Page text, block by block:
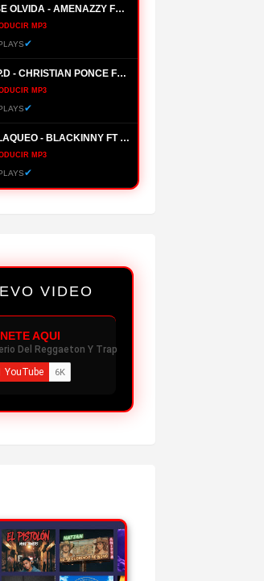
NO SE OLVIDA - AMENAZZY FT NTG
MP3
✔
Q.E.P.D - CHRISTIAN PONCE FT FARRUKO, HANZEL LA H, FRONTI
MP3
✔
BELLAQUEO - BLACKINNY FT HADES66
MP3
✔
BABIDI - GEEZYDEE FT MIKY WOODZ
- OVI FT ALMIGHTY
MP3
✔
MP3
WSOUND 08: PICO Y CHAO - KRIS R
MP3
✔
VIDEO
AQUI